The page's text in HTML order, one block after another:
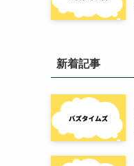
新着記事